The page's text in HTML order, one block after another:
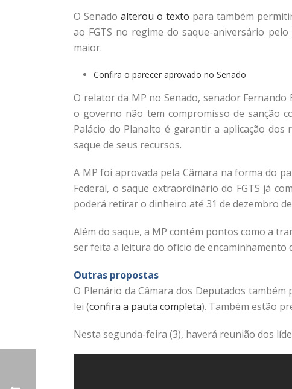
O Senadoalterou o texto para também
ao FGTS no regime do saque-aniversário
maior.
Confira o parecer aprovado no Senado
O relator da MP no Senado, senador
o governo não tem compromisso de sanção
Palácio do Planalto é garantir a aplicação dos
saque de seus recursos.
A MP foi aprovada pela Câmara na forma do
Federal, o saque extraordinário do FGTS já
poderá retirar o dinheiro até 31 de dezembro de
Além do saque, a MP contém pontos como a
ser feita a leitura do ofício de encaminhamento
Outras propostas
O Plenário da Câmara dos Deputados
lei (confira a pauta completa). Também estão
Nesta segunda-feira (3), haverá reunião dos